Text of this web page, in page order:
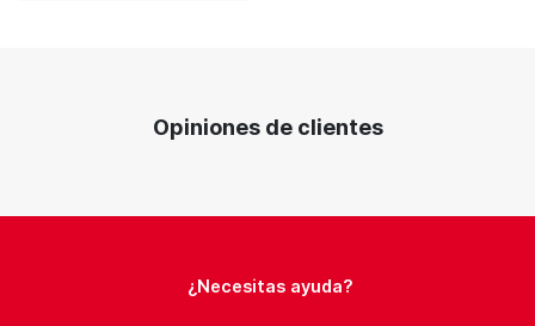
Opiniones de clientes
¿Necesitas ayuda?